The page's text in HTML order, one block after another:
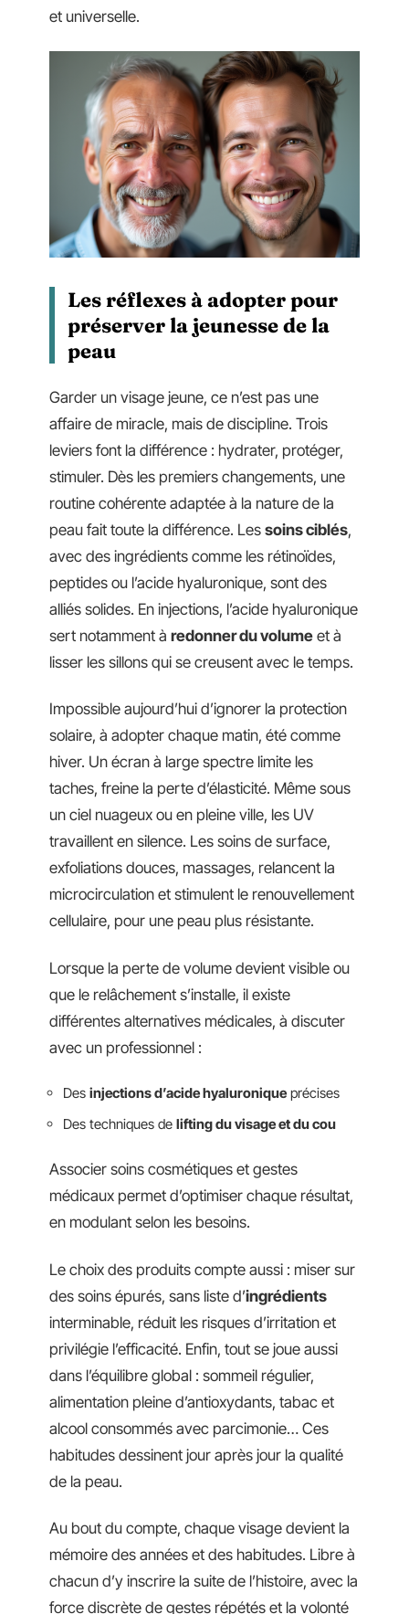
et universelle.
Les réflexes à adopter pour
préserver la jeunesse de la
peau
Garder un visage jeune, ce n’est pas une
affaire de miracle, mais de discipline. Trois
leviers font la différence : hydrater, protéger,
stimuler. Dès les premiers changements, une
routine cohérente adaptée à la nature de la
peau fait toute la différence. Les soins ciblés,
avec des ingrédients comme les rétinoïdes,
peptides ou l’acide hyaluronique, sont des
alliés solides. En injections, l’acide hyaluronique
sert notamment à redonner du volume et à
lisser les sillons qui se creusent avec le temps.
Impossible aujourd’hui d’ignorer la protection
solaire, à adopter chaque matin, été comme
hiver. Un écran à large spectre limite les
taches, freine la perte d’élasticité. Même sous
un ciel nuageux ou en pleine ville, les UV
travaillent en silence. Les soins de surface,
exfoliations douces, massages, relancent la
microcirculation et stimulent le renouvellement
cellulaire, pour une peau plus résistante.
Lorsque la perte de volume devient visible ou
que le relâchement s’installe, il existe
différentes alternatives médicales, à discuter
avec un professionnel :
Des injections d’acide hyaluronique précises
Des techniques de lifting du visage et du cou
Associer soins cosmétiques et gestes
médicaux permet d’optimiser chaque résultat,
en modulant selon les besoins.
Le choix des produits compte aussi : miser sur
des soins épurés, sans liste d’ingrédients
interminable, réduit les risques d’irritation et
privilégie l’efficacité. Enfin, tout se joue aussi
dans l’équilibre global : sommeil régulier,
alimentation pleine d’antioxydants, tabac et
alcool consommés avec parcimonie… Ces
habitudes dessinent jour après jour la qualité
de la peau.
Au bout du compte, chaque visage devient la
mémoire des années et des habitudes. Libre à
chacun d’y inscrire la suite de l’histoire, avec la
force discrète de gestes répétés et la volonté